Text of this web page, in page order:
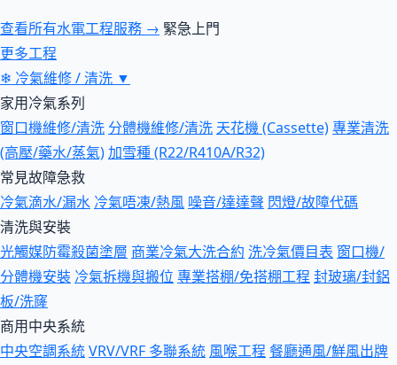
查看所有水電工程服務 → 緊急上門
更多工程
❄ 冷氣維修 / 清洗 ▼
家用冷氣系列
窗口機維修/清洗 分體機維修/清洗 天花機 (Cassette)專業清洗
(高壓/藥水/蒸氣)加雪種 (R22/R410A/R32)
常見故障急救
冷氣滴水/漏水 冷氣唔凍/熱風 噪音/達達聲 閃燈/故障代碼
清洗與安裝
光觸媒防霉殺菌塗層 商業冷氣大洗合約 洗冷氣價目表 窗口機/
分體機安裝 冷氣拆機與搬位 專業搭棚/免搭棚工程 封玻璃/封鋁
板/洗窿
商用中央系統
中央空調系統VRV/VRF 多聯系統 風喉工程 餐廳通風/鮮風出牌